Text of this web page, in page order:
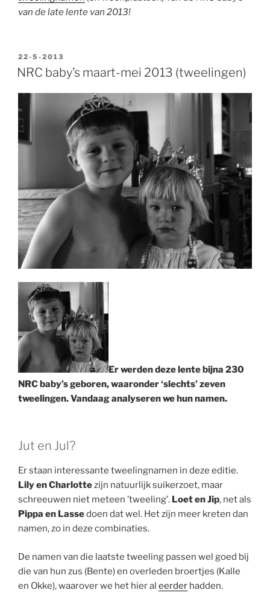
van de late lente van 2013!
GEPLAATST
OP
22-5-2013
NRC baby’s maart-mei 2013 (tweelingen)
Er werden deze lente bijna 230
NRC baby’s geboren, waaronder ‘slechts’ zeven
tweelingen. Vandaag analyseren we hun namen.
Jut en Jul?
Er staan interessante tweelingnamen in deze editie.
Lily en Charlottezijn natuurlijk suikerzoet, maar
schreeuwen niet meteen ’tweeling’. Loet en Jip, net als
Pippa en Lassedoen dat wel. Het zijn meer kreten dan
namen, zo in deze combinaties.
De namen van die laatste tweeling passen wel goed bij
die van hun zus (Bente) en overleden broertjes (Kalle
en Okke), waarover we het hier al eerder hadden.